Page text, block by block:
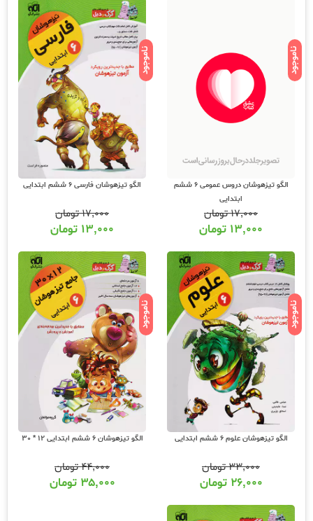
ناموجود
الگو تیزهوشان دروس عمومی 6 ششم
ابتدایی
۱۷,۰۰۰تومان
۱۳,۰۰۰ تومان
ناموجود
الگو تیزهوشان فارسی 6 ششم ابتدایی
۱۷,۰۰۰تومان
۱۳,۰۰۰ تومان
ناموجود
الگو تیزهوشان علوم 6 ششم ابتدایی
۳۳,۰۰۰تومان
۲۶,۰۰۰ تومان
ناموجود
الگو تیزهوشان 6 ششم ابتدایی 12 * 30
۴۴,۰۰۰تومان
۳۵,۰۰۰ تومان